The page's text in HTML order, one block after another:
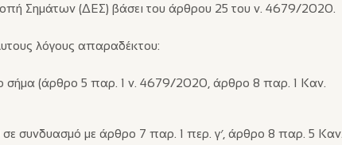
Σημάτων (ΔΕΣ) βάσει του άρθρου 25 του ν. 4679/2020.
λόγους απαραδέκτου:
σήμα (άρθρο 5 παρ. 1 ν. 4679/2020, άρθρο 8 παρ. 1 Καν.
συνδυασμό με άρθρο 7 παρ. 1 περ. γ′, άρθρο 8 παρ. 5 Καν.